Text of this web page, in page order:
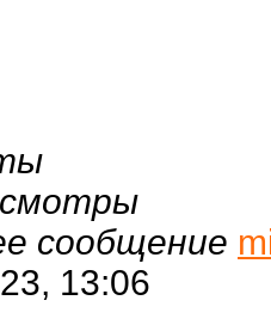
сообщение
13:06